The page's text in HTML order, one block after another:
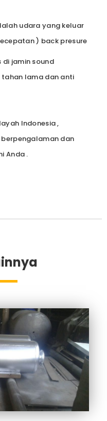
udara yang keluar
) back presure
di jamin sound
lama dan anti
Indonesia ,
dan
Anda .